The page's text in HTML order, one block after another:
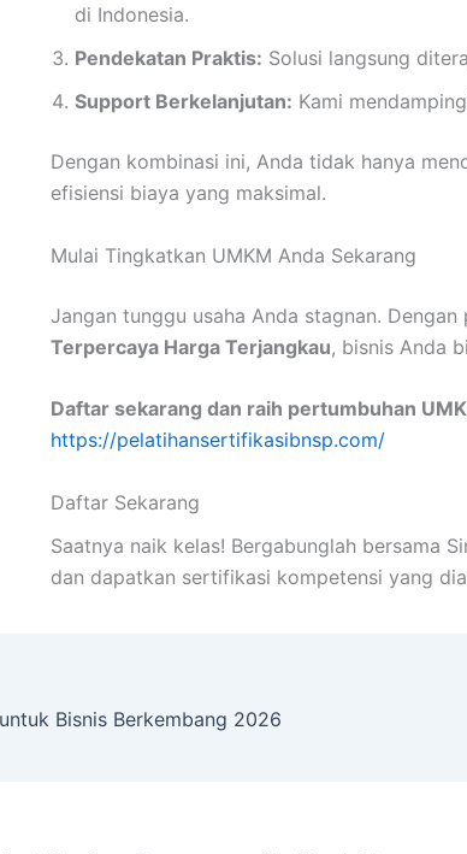
di Indonesia.
Pendekatan Praktis: Solusi langsung
Support Berkelanjutan: Kami
Dengan kombinasi ini, Anda tidak hanya
efisiensi biaya yang maksimal.
Mulai Tingkatkan UMKM Anda Sekarang
Jangan tunggu usaha Anda stagnan. Dengan
Terpercaya Harga Terjangkau, bisnis Anda
Daftar sekarang dan raih pertumbuhan
https://pelatihansertifikasibnsp.com/
Daftar Sekarang
Saatnya naik kelas! Bergabunglah bersama
dan dapatkan sertifikasi kompetensi yang
Bisnis Berkembang 2026